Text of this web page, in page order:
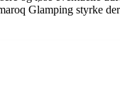
Glamping styrke